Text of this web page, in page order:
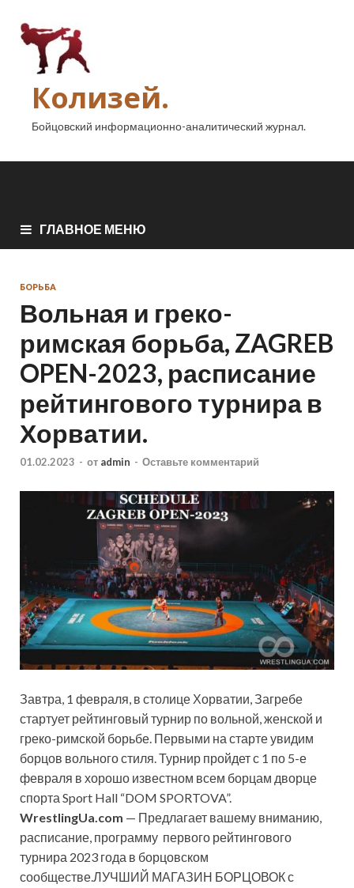
Колизей.
Бойцовский информационно-аналитический журнал.
ГЛАВНОЕ МЕНЮ
БОРЬБА
Вольная и греко-
римская борьба, ZAGREB
OPEN-2023, расписание
рейтингового турнира в
Хорватии.
01.02.2023 - от admin - Оставьте комментарий
Завтра, 1 февраля, в столице Хорватии, Загребе
стартует рейтинговый турнир по вольной, женской и
греко-римской борьбе. Первыми на старте увидим
борцов вольного стиля. Турнир пройдет с 1 по 5-е
февраля в хорошо известном всем борцам дворце
спорта Sport Hall “DOM SPORTOVA”.
WrestlingUa.com — Предлагает вашему вниманию,
расписание, программу первого рейтингового
турнира 2023 года в борцовском
сообществе.ЛУЧШИЙ МАГАЗИН БОРЦОВОК с